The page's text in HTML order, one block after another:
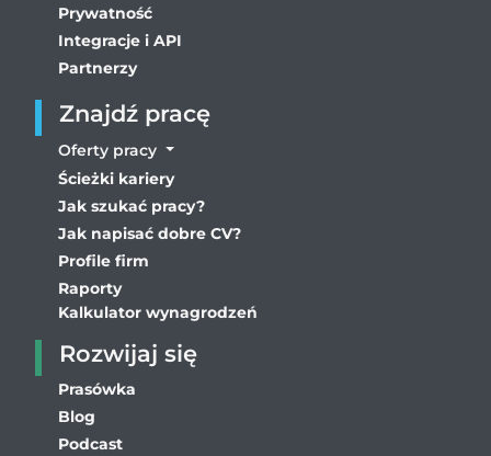
Prywatność
Integracje i API
Partnerzy
Znajdź pracę
Oferty pracy
Ścieżki kariery
Jak szukać pracy?
Jak napisać dobre CV?
Profile firm
Raporty
Kalkulator wynagrodzeń
Rozwijaj się
Prasówka
Blog
Podcast